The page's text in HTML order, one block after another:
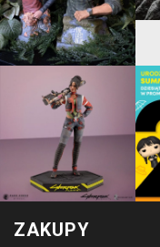
ZAKUPY